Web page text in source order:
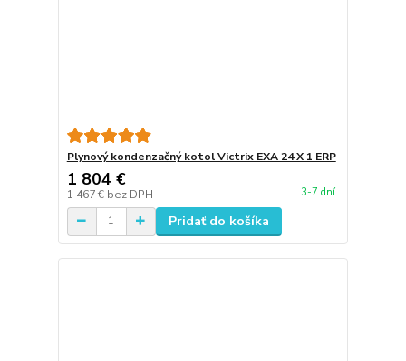
Plynový kondenzačný kotol Victrix EXA 24 X 1 ERP
1 804 €
1 467 € bez DPH 3-7 dní
Pridať do košíka